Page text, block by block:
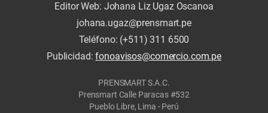
Editor Web: Johana Liz Ugaz Oscanoa
johana.ugaz@prensmart.pe
Teléfono: (+511) 311 6500
Publicidad:fonoavisos@comercio.com.pe
PRENSMART S.A.C.
Prensmart Calle Paracas #532
Pueblo Libre, Lima - Perú